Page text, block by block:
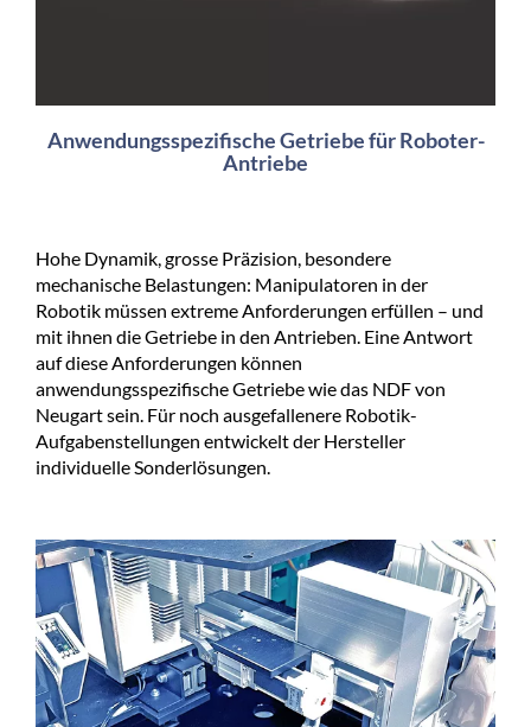
Anwendungsspezifische Getriebe für Roboter-
Antriebe
Hohe Dynamik, grosse Präzision, besondere
mechanische Belastungen: Manipulatoren in der
Robotik müssen extreme Anforderungen erfüllen – und
mit ihnen die Getriebe in den Antrieben. Eine Antwort
auf diese Anforderungen können
anwendungsspezifische Getriebe wie das NDF von
Neugart sein. Für noch ausgefallenere Robotik-
Aufgabenstellungen entwickelt der Hersteller
individuelle Sonderlösungen.